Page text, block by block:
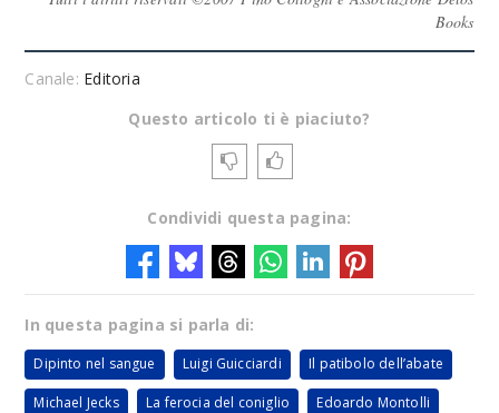
Books
Canale: Editoria
Questo articolo ti è piaciuto?
Condividi questa pagina:
In questa pagina si parla di:
Dipinto nel sangue Luigi Guicciardi Il patibolo dell’abate
Michael Jecks La ferocia del coniglio Edoardo Montolli